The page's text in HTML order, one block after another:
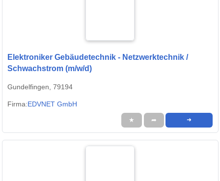
Elektroniker Gebäudetechnik - Netzwerktechnik /
Schwachstrom (m/w/d)
Gundelfingen, 79194
Firma:EDVNET GmbH
★ ➦ ➜